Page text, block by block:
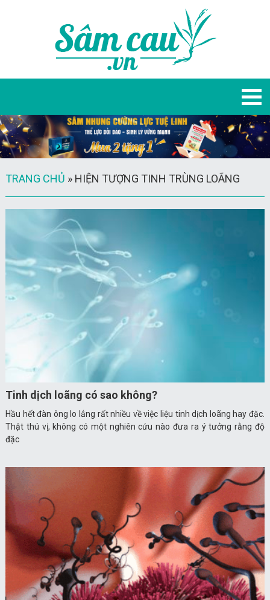
TRANG CHỦ » HIỆN TƯỢNG TINH TRÙNG LOÃNG
Tinh dịch loãng có sao không?
Hầu hết đàn ông lo lắng rất nhiều về việc liệu tinh dịch loãng hay đặc.
Thật thú vị, không có một nghiên cứu nào đưa ra ý tưởng rằng độ
đặc